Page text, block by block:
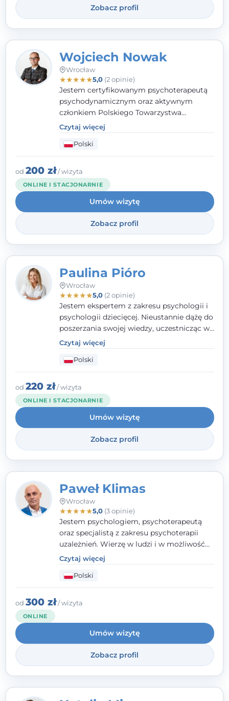
Zobacz profil
Wojciech Nowak
Wrocław
★★★★★5,0(2 opinie)
Jestem certyfikowanym psychoterapeutą
psychodynamicznym oraz aktywnym
członkiem Polskiego Towarzystwa
Psychoterapii Psychodynamicznej
mojej pracy zawodowej kładę duży nacisk
na uważne słuchanie Pacjenta. Interesuje
mnie szczególnie psychoterapia zaburzeń
osobowości, zaburzeń nerwicowych i
lękowych, a także zagadnienia związane z
małżeństwem i rodziną, w tym problemy w
relacjach rodzinnych. Nie specjalizuję się w
uzależnieniach.
Czytaj więcej
Polski
od 200 zł/ wizyta
ONLINE I STACJONARNIE
Umów wizytę
Zobacz profil
Paulina Pióro
Wrocław
★★★★★5,0(2 opinie)
Jestem ekspertem z zakresu psychologii i
psychologii dziecięcej. Nieustannie dążę do
poszerzania swojej wiedzy, uczestnicząc w
różnorodnych szkoleniach. Pracując z
dziećmi, młodzieżą i młodymi dorosłymi
niezwykle ważne jest dla mnie poczucie
bezpieczeństwa, zrozumienia oraz wolności
w wyrażaniu swojego zdania. Kieruję się
etyką zawodową, wierząc, że każdy
człowiek powinien otrzymać wsparcie i
pomoc, by poradzić sobie ze swoimi
problemami.
Czytaj więcej
Polski
od 220 zł/ wizyta
ONLINE I STACJONARNIE
Umów wizytę
Zobacz profil
Paweł Klimas
Wrocław
★★★★★5,0(3 opinie)
Jestem psychologiem, psychoterapeutą
oraz specjalistą z zakresu psychoterapii
uzależnień. Wierzę w ludzi i w możliwość
wprowadzenia zmian w ich życiu. Bardzo
często przekonuje się o tym, że każdy z nas,
w tym Ty i ja, ma wpływ na swoje
szczęście. Należy uwierzyć w siebie i działać
w obranym kierunku.
Czytaj więcej
Polski
od 300 zł/ wizyta
ONLINE
Umów wizytę
Zobacz profil